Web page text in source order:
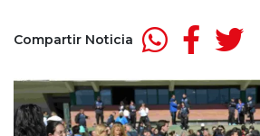
Compartir Noticia